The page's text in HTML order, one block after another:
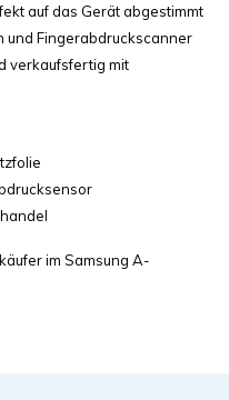
auf das Gerät abgestimmt
und Fingerabdruckscanner
verkaufsfertig mit
im Samsung A-